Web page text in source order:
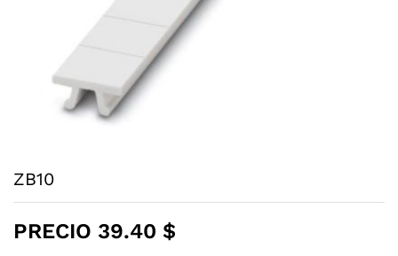
ZB10
PRECIO 39.40 $